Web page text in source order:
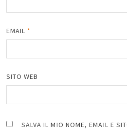
EMAIL *
SITO WEB
SALVA IL MIO NOME, EMAIL E